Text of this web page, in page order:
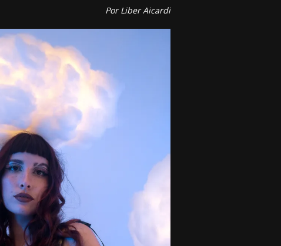
Por Liber Aicardi